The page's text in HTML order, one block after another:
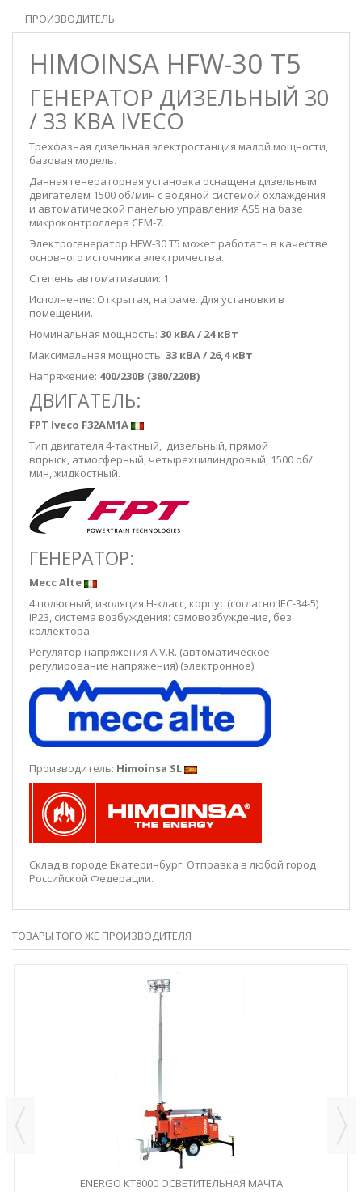
ПРОИЗВОДИТЕЛЬ
HIMOINSA HFW-30 T5
ГЕНЕРАТОР ДИЗЕЛЬНЫЙ 30
/ 33 КВА IVECO
Трехфазная дизельная электростанция малой мощности,
базовая модель.
Данная генераторная установка оснащена дизельным
двигателем 1500 об/мин с водяной системой охлаждения
и автоматической панелью управления AS5 на базе
микроконтроллера CEM-7.
Электрогенератор HFW-30 T5 может работать в качестве
основного источника электричества.
Степень автоматизации: 1
Исполнение: Открытая, на раме. Для установки в
помещении.
Номинальная мощность: 30 кВА / 24 кВт
Максимальная мощность: 33 кВА / 26,4 кВт
Напряжение: 400/230В (380/220В)
ДВИГАТЕЛЬ:
FPT Iveco F32AM1A
Тип двигателя 4-тактный, дизельный, прямой
впрыск, атмосферный, четырехцилиндровый, 1500 об/
мин, жидкостный.
ГЕНЕРАТОР:
Mecc Alte
4 полюсный, изоляция H-класс, корпус (согласно IEC-34-5)
IP23, система возбуждения: самовозбуждение, без
коллектора.
Регулятор напряжения A.V.R. (автоматическое
регулирование напряжения) (электронное)
Производитель: Himoinsa SL
Склад в городе Екатеринбург. Отправка в любой город
Российской Федерации.
ТОВАРЫ ТОГО ЖЕ ПРОИЗВОДИТЕЛЯ
ENERGO КТ8000 ОСВЕТИТЕЛЬНАЯ МАЧТА